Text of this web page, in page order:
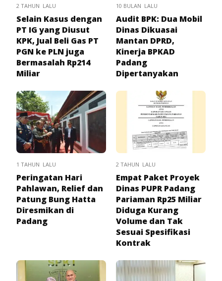
2 TAHUN LALU
Selain Kasus dengan
PT IG yang Diusut
KPK, Jual Beli Gas PT
PGN ke PLN juga
Bermasalah Rp214
Miliar
10 BULAN LALU
Audit BPK: Dua Mobil
Dinas Dikuasai
Mantan DPRD,
Kinerja BPKAD
Padang
Dipertanyakan
1 TAHUN LALU
Peringatan Hari
Pahlawan, Relief dan
Patung Bung Hatta
Diresmikan di
Padang
2 TAHUN LALU
Empat Paket Proyek
Dinas PUPR Padang
Pariaman Rp25 Miliar
Diduga Kurang
Volume dan Tak
Sesuai Spesifikasi
Kontrak